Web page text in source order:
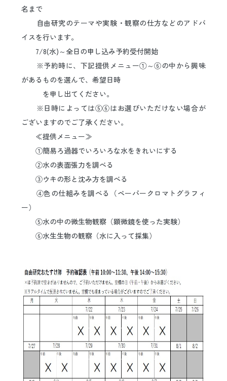
名まで
自由研究のテーマや実験・観察の仕方などのアドバ
イスを行います。
7/8(水)～全日の申し込み予約受付開始
※予約時に、下記提供メニュー①～⑥の中から興味
があるものを選んで、希望日時
を申し出てください。
※日時によっては⑤⑥はお選びいただけない場合が
ございますのでご了承ください。
≪提供メニュー≫
①簡易ろ過器でいろいろな水をきれいにする
②水の表面張力を調べる
③ウキの形と沈み方を調べる
④色の仕組みを調べる（ペーパークロマトグラフィ
ー）
⑤水の中の微生物観察（顕微鏡を使った実験）
⑥水生生物の観察（水に入って採集）